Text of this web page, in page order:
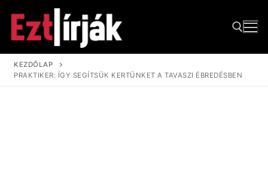
tartalomra
Keresése:
KEZDŐLAP
PRAKTIKER: ÍGY SEGÍTSÜK KERTÜNKET A TAVASZI ÉBREDÉSBEN